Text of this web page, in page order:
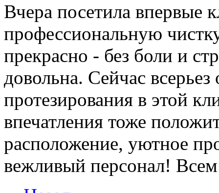
Вчера посетила впервые
профессиональную
прекрасно - без боли и
довольна. Сейчас
протезирования в этой
впечатления тоже
расположение, уютное
вежливый персонал!